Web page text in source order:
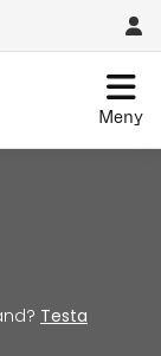
Meny
Testa